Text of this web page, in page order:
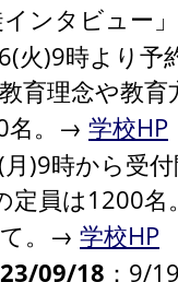
インタビュー
火)9時より
育理念や教
名。→ 学校HP
月)9時から受
定員は1200
て。→ 学校HP
09/18 ：9/